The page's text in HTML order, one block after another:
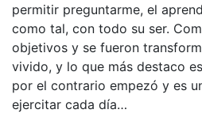
permitir preguntarme, el
como tal, con todo su ser.
objetivos y se fueron
vivido, y lo que más destaco
por el contrario empezó y es
ejercitar cada día…